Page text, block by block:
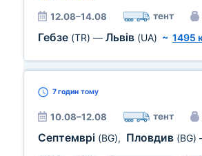
12.08–14.08 тент
Гебзе (TR) — Львів (UA) ~ 1495
7 годин тому
10.08–12.08 тент
Септемврі (BG), Пловдив (BG)